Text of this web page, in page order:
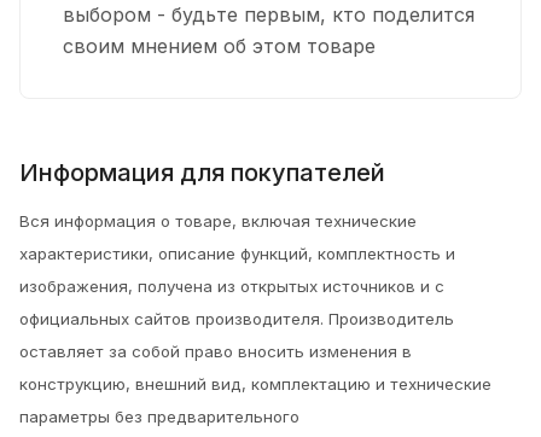
выбором - будьте первым, кто поделится
своим мнением об этом товаре
Информация для покупателей
Вся информация о товаре, включая технические
характеристики, описание функций, комплектность и
изображения, получена из открытых источников и с
официальных сайтов производителя. Производитель
оставляет за собой право вносить изменения в
конструкцию, внешний вид, комплектацию и технические
параметры без предварительного